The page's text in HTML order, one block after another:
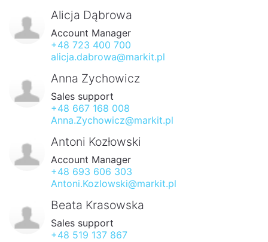
Alicja Dąbrowa
Account Manager
+48 723 400 700
alicja.dabrowa@markit.pl
Anna Zychowicz
Sales support
+48 667 168 008
Anna.Zychowicz@markit.pl
Antoni Kozłowski
Account Manager
+48 693 606 303
Antoni.Kozlowski@markit.pl
Beata Krasowska
Sales support
+48 519 137 867